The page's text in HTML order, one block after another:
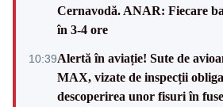
Cernavodă. ANAR: Fiecare
în 3-4 ore
10:39Alertă în aviație! Sute de
MAX, vizate de inspecții
descoperirea unor fisuri în